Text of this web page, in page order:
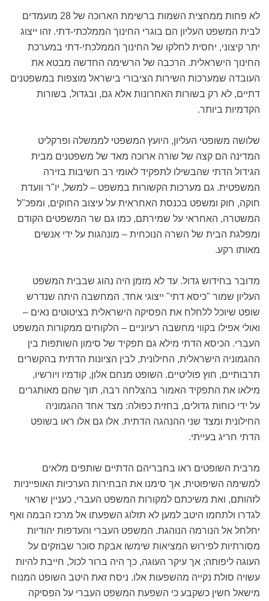
לא פחות ממחצית השמות ברשימת הארוכה של 28 מועמדים
לבית המשפט העליון הם בוגרי החינוך הממלכתי-דתי. זהו ייצוג
יתר קיצוני, יחסית לחלקו של החינוך הממלכתי-דתי במערכת
החינוך הישראלית. הרכבה של הרשימה החדשה מבטא את
העובדה שמערכות השירות הציבורי בישראל מוצפות במשפטנים
דתיים, לא רק בשורות האחרונות אלא גם, ובגדול, בשורות
הקדמיות ביותר.
שלושה משופטי העליון, היועץ המשפטי לממשלה ופרקליט
המדינה הם קצה של שורה ארוכה מאד של משפטנים מבית
הגידול הדתי שהבשילו לתפקיד לאומי רב חשיבות בזירה
המשפטית. גם מערכות הקשורות במשפט – למשל, יו"ר וועדת
חוקה, חוק ומשפט בכנסת האחראית על עיצוב החוקים, ומפכ"ל
המשטרה, האחראי על שמירתם, כמו גם שר המשפטים הקודם
ומפלגת הבית של השרה הנוכחית – מונהגות על ידי אנשים
מאותו רקע.
מדובר בחידוש גדול. עד לא מזמן היה נהוג שבבית המשפט
העליון שמור "כיסא דתי" ייצוגי אחד. המחשבה היתה שנדרש
שופט שיוכל ללחלח את הפסיקה הישראלית בציטוטים נאים –
ואולי אפילו בקווי מחשבה רעיוניים – הלקוחים ממקורות המשפט
העברי. הכיסא הדתי מילא גם תפקיד של סימון השותפות בין
ההגמוניה הישראלית, החילונית, לבין הציונות הדתית בהקשרים
תרבותיים, חוץ פוליטיים. השופט מנחם אלון, קודמיו ויורשיו,
מילאו את התפקיד האמור בהצלחה רבה, תוך שהם מאותגרים
על ידי כוחות גדולים, בחזית כפולה: מצד אחד ההגמוניה
החילונית ומצד שני ההנהגה הדתית. אלו גם אלו ראו בשופט
הדתי חריג בעייתי.
מרבית השופטים ראו בחבריהם הדתיים שותפים מלאים
למשימה השיפוטית, אך סימנו את הבחירות הערכיות האופייניות
לזהותם, ואת משיכתם למקורות המשפט העברי, כעניין שראוי
לגדרו ולתחמו היטב למען לא תזלוג השפעתו אל מרכז הבמה ואף
יחלחל אל הנורמה הנוהגת. המשפט העברי והעדפות יהודיות
מסורתיות לפירוש המציאות שימשו אבקת סוכר שבוזקים על
העוגה ליפותה; אך עיקר העוגה, כך היה ברור לכול, חייבת להיות
עשויה סולת נקייה מהשפעות אלו. ניסח זאת היטב השופט המנוח
מישאל חשין כשקבע כי השפעת המשפט העברי על הפסיקה